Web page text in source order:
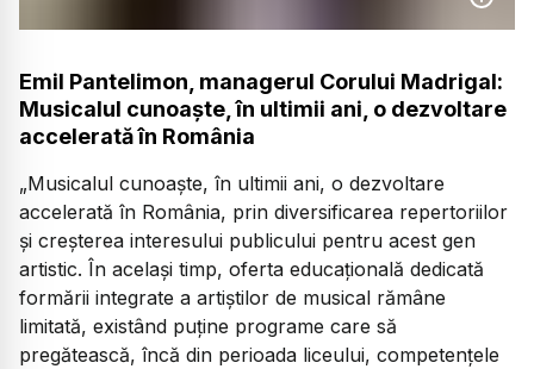
Emil Pantelimon, managerul Corului Madrigal:
Musicalul cunoaște, în ultimii ani, o dezvoltare
accelerată în România
„Musicalul cunoaște, în ultimii ani, o dezvoltare
accelerată în România, prin diversificarea repertoriilor
și creșterea interesului publicului pentru acest gen
artistic. În același timp, oferta educațională dedicată
formării integrate a artiștilor de musical rămâne
limitată, existând puține programe care să
pregătească, încă din perioada liceului, competențele